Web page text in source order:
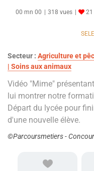
00 mn 00 318 vues 21
Secteur : Agriculture et
| Soins aux animaux
Vidéo "Mime"
lui montrer notre
Départ du lycée pour
d'une nouvelle élève.
©Parcoursmetiers -